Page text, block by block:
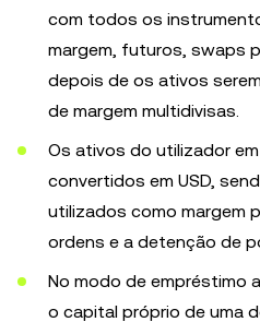
com todos os
margem, futuros, swaps
depois de os ativos
de margem multidivisas.
Os ativos do utilizador
convertidos em USD,
utilizados como margem
ordens e a detenção de
No modo de empréstimo
o capital próprio de uma